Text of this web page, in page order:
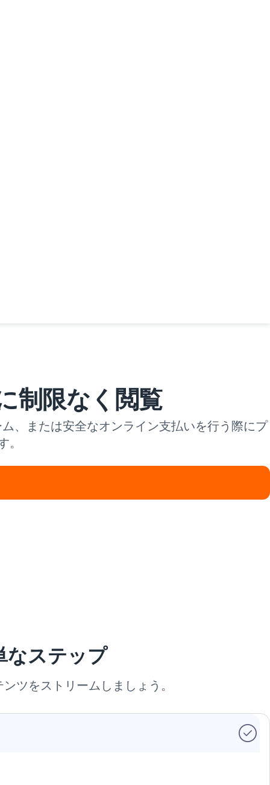
制限なく閲覧
、または安全なオンライン支払いを行う際にプ
。
なステップ
ツをストリームしましょう。